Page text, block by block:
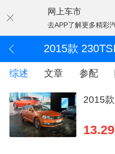
网上车市
去APP了解更多精彩
2015款
综述 文章 参配
2015